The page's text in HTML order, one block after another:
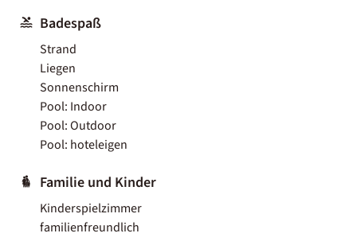
Badespaß
Strand
Liegen
Sonnenschirm
Pool: Indoor
Pool: Outdoor
Pool: hoteleigen
Familie und Kinder
Kinderspielzimmer
familienfreundlich